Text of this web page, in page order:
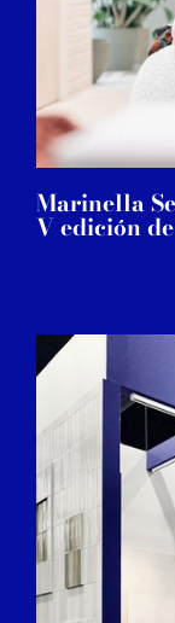
Marinella
V edición